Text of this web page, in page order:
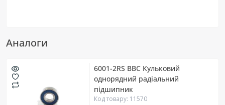
Аналоги
6001-2RS BBC Кульковий
однорядний радіальний
підшипник
Код товару: 11570